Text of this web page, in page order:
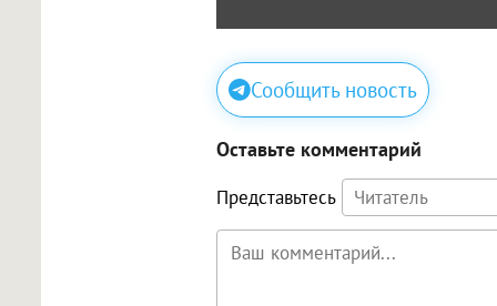
Сообщить новость
Оставьте комментарий
Представьтесь